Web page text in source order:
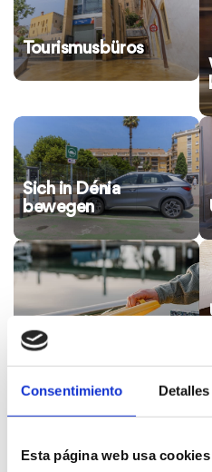
Consentimiento Detalles
Esta página web usa cookies
Tourismusbüros
Sich in Dénia
bewegen